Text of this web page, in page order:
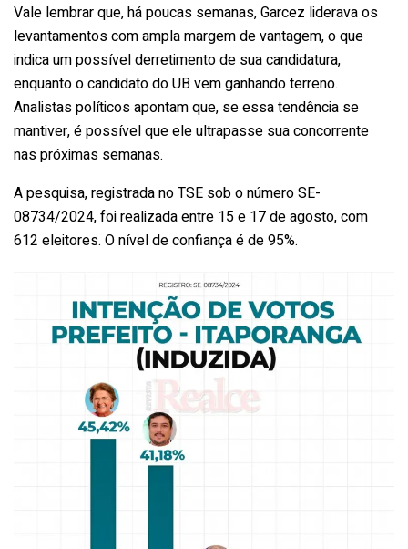
Vale lembrar que, há poucas semanas, Garcez liderava os
levantamentos com ampla margem de vantagem, o que
indica um possível derretimento de sua candidatura,
enquanto o candidato do UB vem ganhando terreno.
Analistas políticos apontam que, se essa tendência se
mantiver, é possível que ele ultrapasse sua concorrente
nas próximas semanas.
A pesquisa, registrada no TSE sob o número SE-
08734/2024, foi realizada entre 15 e 17 de agosto, com
612 eleitores. O nível de confiança é de 95%.